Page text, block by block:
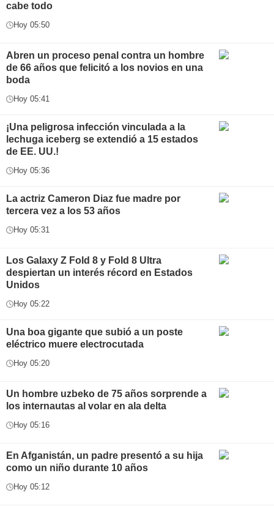
cabe todo
Hoy 05:50
Abren un proceso penal contra un hombre
de 66 años que felicitó a los novios en una
boda
Hoy 05:41
¡Una peligrosa infección vinculada a la
lechuga iceberg se extendió a 15 estados
de EE. UU.!
Hoy 05:36
La actriz Cameron Diaz fue madre por
tercera vez a los 53 años
Hoy 05:31
Los Galaxy Z Fold 8 y Fold 8 Ultra
despiertan un interés récord en Estados
Unidos
Hoy 05:22
Una boa gigante que subió a un poste
eléctrico muere electrocutada
Hoy 05:20
Un hombre uzbeko de 75 años sorprende a
los internautas al volar en ala delta
Hoy 05:16
En Afganistán, un padre presentó a su hija
como un niño durante 10 años
Hoy 05:12